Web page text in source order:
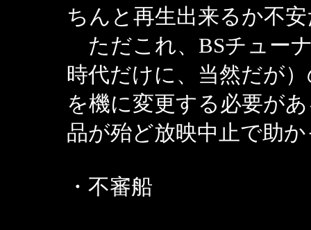
ちんと再生出来るか不
ただこれ、BSチュー
時代だけに、当然だが
を機に変更する必要が
品が殆ど放映中止で助
・不審船